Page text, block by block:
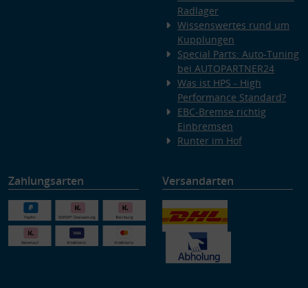
Radlager
Wissenswertes rund um
Kupplungen
Special Parts: Auto-Tuning
bei AUTOPARTNER24
Was ist HPS - High
Performance Standard?
EBC-Bremse richtig
Einbremsen
Runter im Hof
Zahlungsarten Versandarten